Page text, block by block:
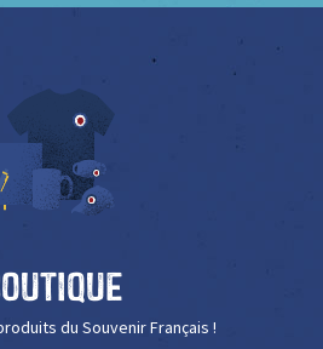
du Souvenir Français !